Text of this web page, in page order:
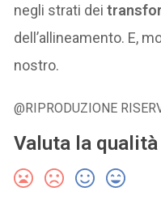
negli strati dei
dell’allineamento. E,
nostro.
@RIPRODUZIONE
Valuta la